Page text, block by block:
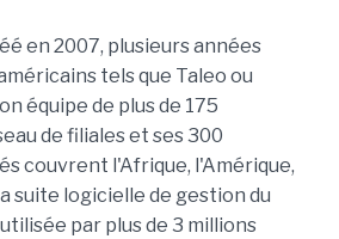
en 2007, plusieurs années
tels que Taleo ou
équipe de plus de 175
de filiales et ses 300
couvrent l'Afrique, l'Amérique,
suite logicielle de gestion du
par plus de 3 millions